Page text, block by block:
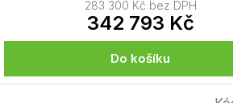
283 300 Kč bez DPH
342 793 Kč
Do košíku